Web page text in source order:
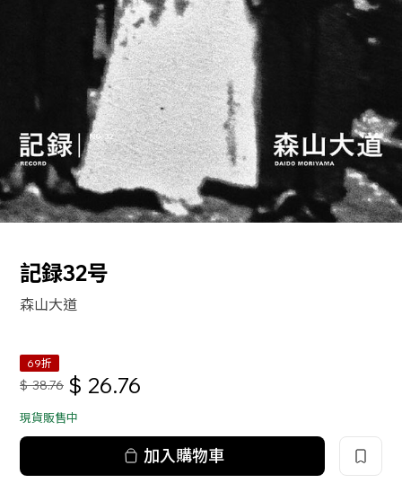
記録32号
森山大道
69折
$ 38.76 $ 26.76
現貨販售中
加入購物車